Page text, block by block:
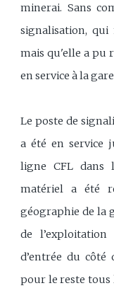
minerai. Sans
signalisation, qui
mais qu'elle a pu
en service à la
Le poste de
a été en service
ligne CFL dans
matériel a été
géographie de la
de
d’entrée du
pour le reste